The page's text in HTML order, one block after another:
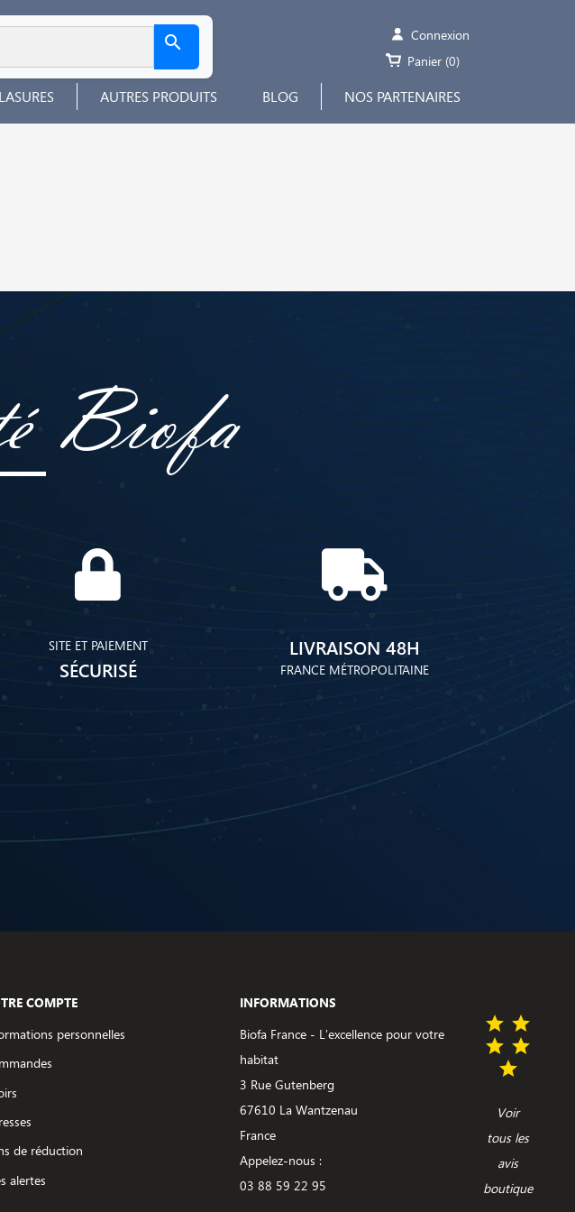

Connexion
Panier (0)
AUTRES PRODUITS BLOG NOS PARTENAIRES
Biofa
SITE ET PAIEMENT
SÉCURISÉ
LIVRAISON 48H
FRANCE MÉTROPOLITAINE
COMPTE
personnelles
de réduction
alertes
INFORMATIONS
Biofa France - L'excellence pour votre
habitat
3 Rue Gutenberg
67610 La Wantzenau
France
Appelez-nous :
03 88 59 22 95
Voir
tous les
avis
boutique